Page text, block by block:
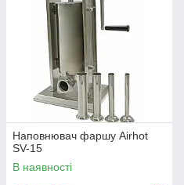
Наповнювач фаршу Airhot
SV-15
В наявності